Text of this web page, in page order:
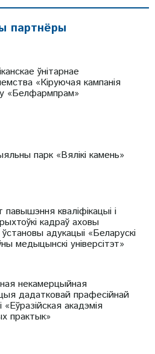
партнёры
ўнітарнае
«Кіруючая кампанія
«Белфармпрам»
парк «Вялікі камень»
павышэння кваліфікацыі і
кадраў аховы
адукацыі «Беларускі
медыцынскі універсітэт»
некамерцыйная
дадатковай прафесійнай
«Еўразійская акадэмія
практык»